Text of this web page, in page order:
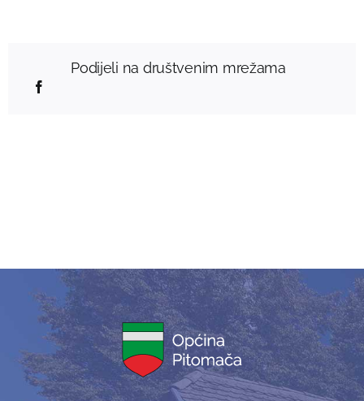
Podijeli na društvenim mrežama